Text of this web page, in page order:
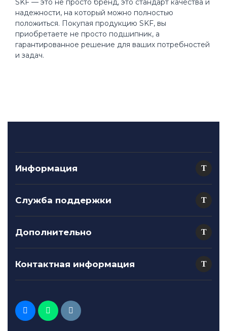
SKF — это не просто бренд, это стандарт качества и
надежности, на который можно полностью
положиться. Покупая продукцию SKF, вы
приобретаете не просто подшипник, а
гарантированное решение для ваших потребностей
и задач.
Информация
Служба поддержки
Дополнительно
Контактная информация